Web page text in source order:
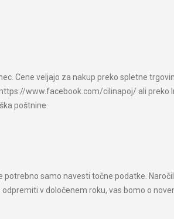
Cene veljajo za nakup preko spletne
www.facebook.com/cilinapoj/ ali preko
poštnine.
samo navesti točne podatke.
v določenem roku, vas bomo o